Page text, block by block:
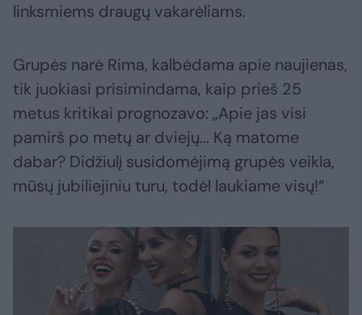
linksmiems draugų vakarėliams.
Grupės narė Rima, kalbėdama apie naujienas,
tik juokiasi prisimindama, kaip prieš 25
metus kritikai prognozavo: „Apie jas visi
pamirš po metų ar dviejų... Ką matome
dabar? Didžiulį susidomėjimą grupės veikla,
mūsų jubiliejiniu turu, todėl laukiame visų!“